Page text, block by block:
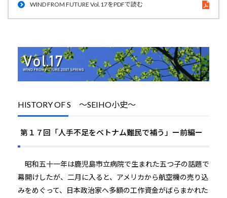
WIND FROM FUTURE Vol.17をPDFで読む
HISTORY OF S ～SEIHO小史～
第１７回「人手不足をベトナム難民で補う」ー前編ー
昭和五十一年は鹿児島市立病院で生まれた五つ子の話題で
幕開けしたが、二月に入ると、アメリカから航空機の売り込
みをめぐって、日本政治家へ多額の工作資金がばらまかれた